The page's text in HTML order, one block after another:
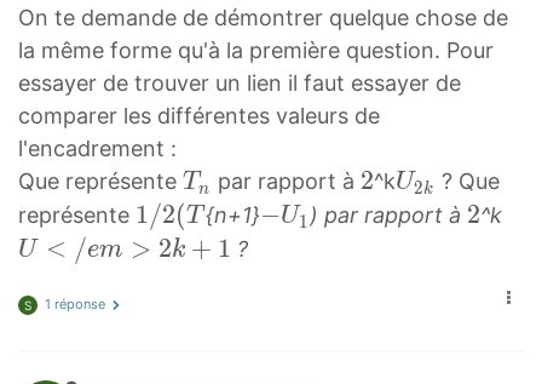
1
-
U
1
)
=
1
/
(
}
On te demande de démontrer quelque chose de
la même forme qu'à la première question. Pour
essayer de trouver un lien il faut essayer de
comparer les différentes valeurs de
l'encadrement :
Que représente T
n
T
T n par rapport à 2
2
2^kU
2
U2k ? Que
représente 1
/
1/2(T {n+1}−
−U1 ) par rapport à 2
2^k
e
U < /em > 2k + 1 ?
S 1 réponse